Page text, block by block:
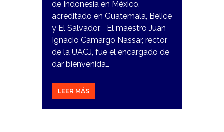
de Indonesia en México,
acreditado en Guatemala, Belice
y El Salvador. El maestro Juan
Ignacio Camargo Nassar, rector
de la UACJ, fue el encargado de
dar bienvenida…
LEER MÁS
21